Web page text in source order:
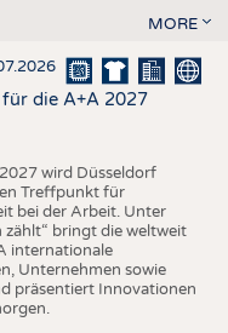
MORE
die A+A 2027
wird Düsseldorf
Treffpunkt für
bei der Arbeit. Unter
bringt die weltweit
internationale
Unternehmen sowie
präsentiert Innovationen